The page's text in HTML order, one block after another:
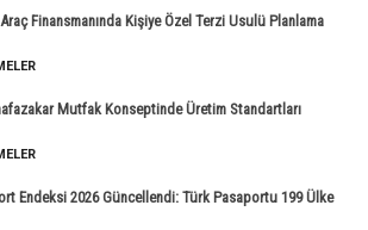
Finansmanında Kişiye Özel Terzi Usulü Planlama
Mutfak Konseptinde Üretim Standartları
Endeksi 2026 Güncellendi: Türk Pasaportu 199 Ülke